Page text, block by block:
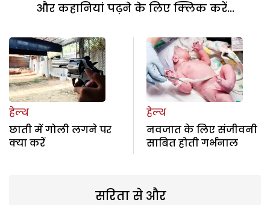
और कहानियां पढ़ने के लिए क्लिक करें...
हेल्थ
छाती में गोली लगने पर
क्या करें
हेल्थ
नवजात के लिए संजीवनी
साबित होती गर्भनाल
सरिता से और